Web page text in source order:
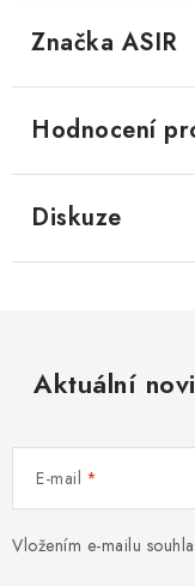
Značka ASIR
Hodnocení
Diskuze
Aktuální
E-mail
Vložením e-mailu